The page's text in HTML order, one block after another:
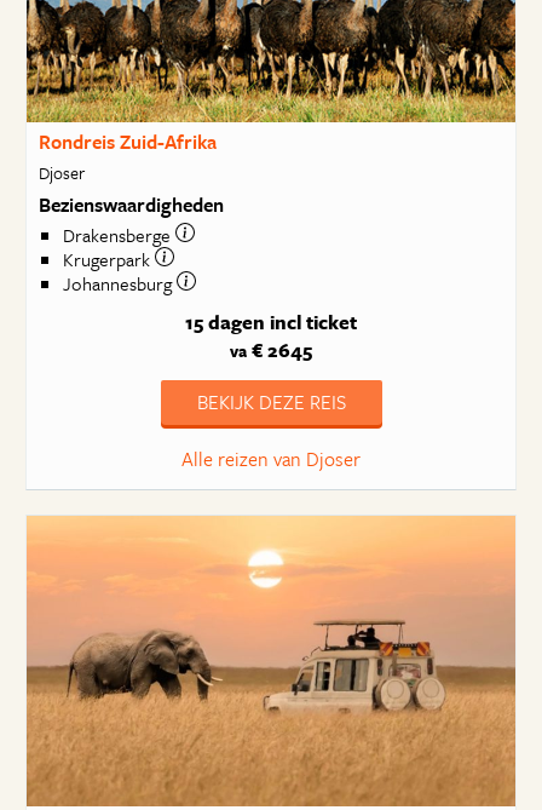
Rondreis Zuid-Afrika
Djoser
Bezienswaardigheden
Drakensberge
Krugerpark
Johannesburg
15 dagen incl ticket
va € 2645
BEKIJK DEZE REIS
Alle reizen van Djoser